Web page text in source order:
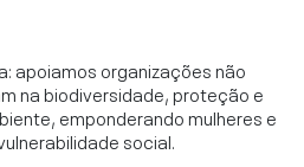
apoiamos organizações não
na biodiversidade, proteção e
emponderando mulheres e
social.